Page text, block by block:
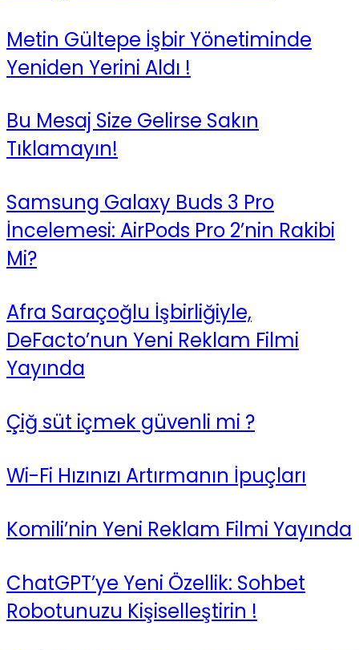
Metin Gültepe İşbir Yönetiminde
Yeniden Yerini Aldı !
Bu Mesaj Size Gelirse Sakın
Tıklamayın!
Samsung Galaxy Buds 3 Pro
İncelemesi: AirPods Pro 2’nin Rakibi
Mi?
Afra Saraçoğlu İşbirliğiyle,
DeFacto’nun Yeni Reklam Filmi
Yayında
Çiğ süt içmek güvenli mi ?
Wi-Fi Hızınızı Artırmanın İpuçları
Komili’nin Yeni Reklam Filmi Yayında
ChatGPT’ye Yeni Özellik: Sohbet
Robotunuzu Kişiselleştirin !